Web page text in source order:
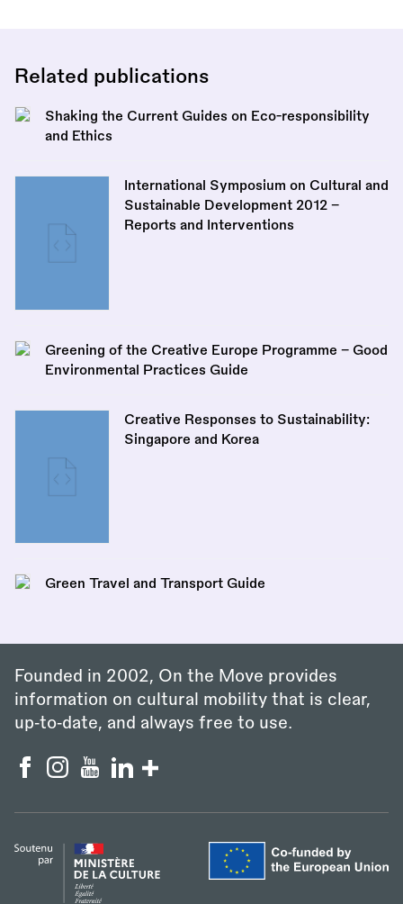
Related publications
Shaking the Current Guides on Eco-responsibility
and Ethics
International Symposium on Cultural and
Sustainable Development 2012 -
Reports and Interventions
Greening of the Creative Europe Programme – Good
Environmental Practices Guide
Creative Responses to Sustainability:
Singapore and Korea
Green Travel and Transport Guide
Founded in 2002, On the Move provides
information on cultural mobility that is clear,
up‑to‑date, and always free to use.